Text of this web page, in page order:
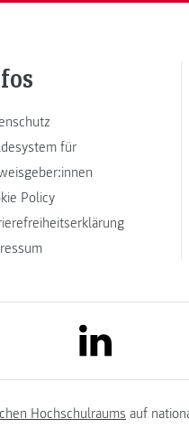
für
Policy
link to linkedin
Hochschulraums auf